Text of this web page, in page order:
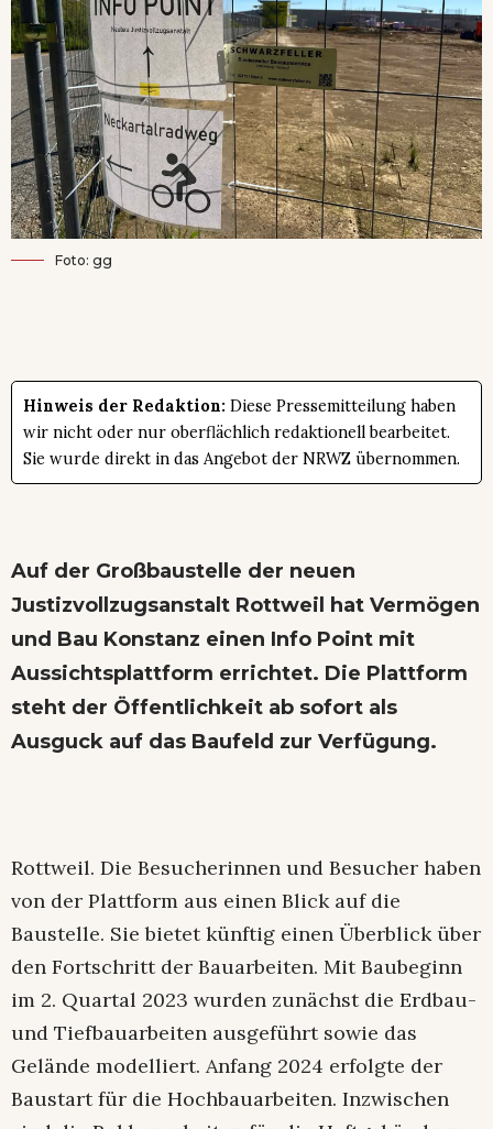
Foto: gg
Hinweis der Redaktion: Diese Pressemitteilung haben
wir nicht oder nur oberflächlich redaktionell bearbeitet.
Sie wurde direkt in das Angebot der NRWZ übernommen.
Auf der Großbaustelle der neuen
Justizvollzugsanstalt Rottweil hat Vermögen
und Bau Konstanz einen Info Point mit
Aussichtsplattform errichtet. Die Plattform
steht der Öffentlichkeit ab sofort als
Ausguck auf das Baufeld zur Verfügung.
Rottweil. Die Besucherinnen und Besucher haben
von der Plattform aus einen Blick auf die
Baustelle. Sie bietet künftig einen Überblick über
den Fortschritt der Bauarbeiten. Mit Baubeginn
im 2. Quartal 2023 wurden zunächst die Erdbau-
und Tiefbauarbeiten ausgeführt sowie das
Gelände modelliert. Anfang 2024 erfolgte der
Baustart für die Hochbauarbeiten. Inzwischen